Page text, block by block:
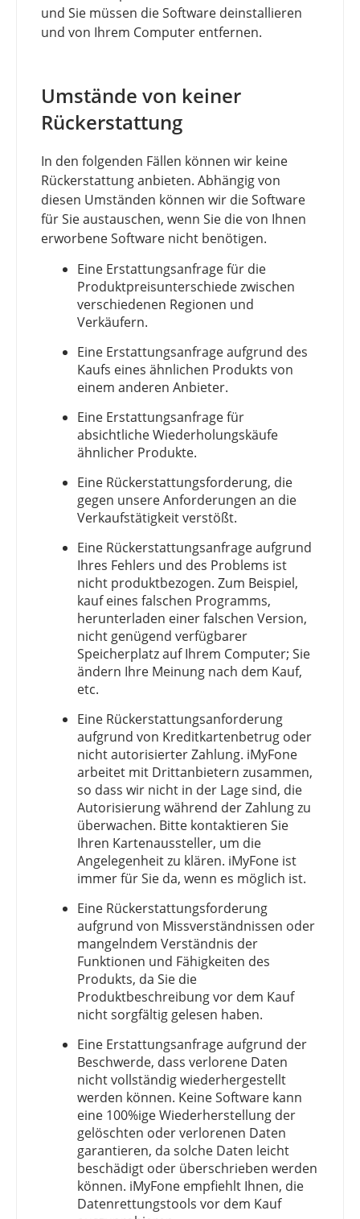
und Sie müssen die Software deinstallieren
und von Ihrem Computer entfernen.
Umstände von keiner
Rückerstattung
In den folgenden Fällen können wir keine
Rückerstattung anbieten. Abhängig von
diesen Umständen können wir die Software
für Sie austauschen, wenn Sie die von Ihnen
erworbene Software nicht benötigen.
Eine Erstattungsanfrage für die
Produktpreisunterschiede zwischen
verschiedenen Regionen und
Verkäufern.
Eine Erstattungsanfrage aufgrund des
Kaufs eines ähnlichen Produkts von
einem anderen Anbieter.
Eine Erstattungsanfrage für
absichtliche Wiederholungskäufe
ähnlicher Produkte.
Eine Rückerstattungsforderung, die
gegen unsere Anforderungen an die
Verkaufstätigkeit verstößt.
Eine Rückerstattungsanfrage aufgrund
Ihres Fehlers und des Problems ist
nicht produktbezogen. Zum Beispiel,
kauf eines falschen Programms,
herunterladen einer falschen Version,
nicht genügend verfügbarer
Speicherplatz auf Ihrem Computer; Sie
ändern Ihre Meinung nach dem Kauf,
etc.
Eine Rückerstattungsanforderung
aufgrund von Kreditkartenbetrug oder
nicht autorisierter Zahlung. iMyFone
arbeitet mit Drittanbietern zusammen,
so dass wir nicht in der Lage sind, die
Autorisierung während der Zahlung zu
überwachen. Bitte kontaktieren Sie
Ihren Kartenaussteller, um die
Angelegenheit zu klären. iMyFone ist
immer für Sie da, wenn es möglich ist.
Eine Rückerstattungsforderung
aufgrund von Missverständnissen oder
mangelndem Verständnis der
Funktionen und Fähigkeiten des
Produkts, da Sie die
Produktbeschreibung vor dem Kauf
nicht sorgfältig gelesen haben.
Eine Erstattungsanfrage aufgrund der
Beschwerde, dass verlorene Daten
nicht vollständig wiederhergestellt
werden können. Keine Software kann
eine 100%ige Wiederherstellung der
gelöschten oder verlorenen Daten
garantieren, da solche Daten leicht
beschädigt oder überschrieben werden
können. iMyFone empfiehlt Ihnen, die
Datenrettungstools vor dem Kauf